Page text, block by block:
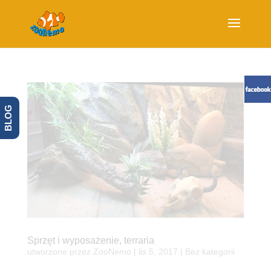
Sprzęt i wyposażenie, terraria
utworzone przez ZooNemo lis 5, 2017 | Bez kategorii
BLOG